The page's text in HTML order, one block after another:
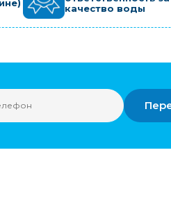
качество воды